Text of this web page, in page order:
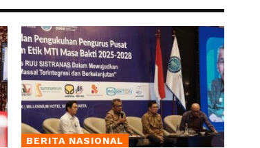
BERITA NASIONAL